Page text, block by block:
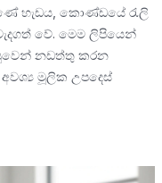
හැඩය, කොණ්ඩයේ රැලි
වේ. මෙම ලිපියෙන්
නඩත්තු කරන
මූලික උපදෙස්